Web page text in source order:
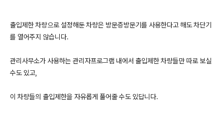
출입제한 차량으로 설정해둔 차량은 방문증방문기를 사용한다고 해도 차단기
를 열어주지 않습니다.
관리사무소가 사용하는 관리자프로그램 내에서 출입제한 차량들만 따로 보실
수도 있고,
이 차량들의 출입제한을 자유롭게 풀어줄 수도 있답니다.